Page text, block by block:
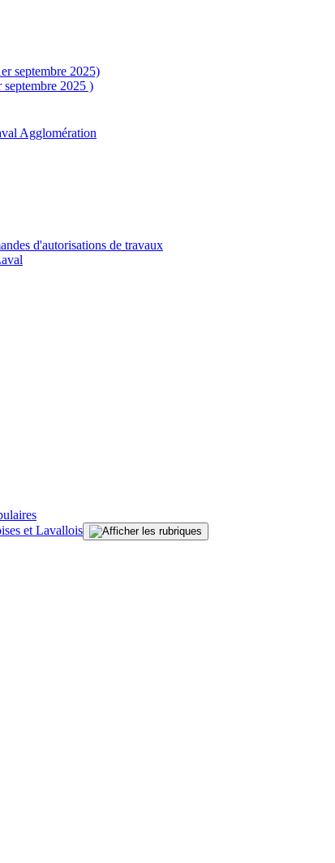
septembre 2025)
2025 )
Agglomération
d'autorisations de travaux
et Lavallois